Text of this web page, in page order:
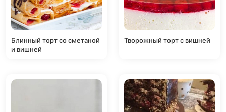
Блинный торт со сметаной
и вишней
Творожный торт с вишней